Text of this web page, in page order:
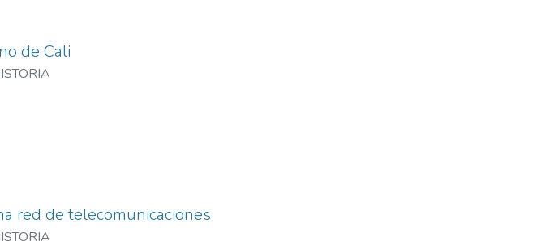
de Cali
red de telecomunicaciones